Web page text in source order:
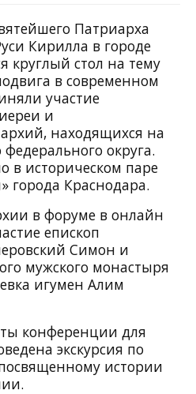
Патриарха
Кирилла в городе
круглый стол на тему
в современном
участие
и
находящихся на
округа.
в историческом паре
города Краснодара.
в форуме в онлайн
епископ
Симон и
мужского монастыря
игумен Алим
конференции для
экскурсия по
истории